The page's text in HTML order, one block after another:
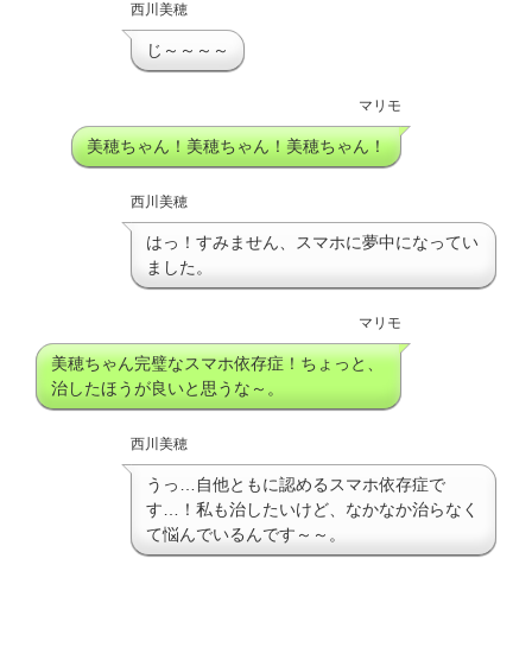
西川美穂
じ～～～～
マリモ
美穂ちゃん！美穂ちゃん！美穂ちゃん！
西川美穂
はっ！すみません、スマホに夢中になってい
ました。
マリモ
美穂ちゃん完璧なスマホ依存症！ちょっと、
治したほうが良いと思うな～。
西川美穂
うっ…自他ともに認めるスマホ依存症で
す…！私も治したいけど、なかなか治らなく
て悩んでいるんです～～。